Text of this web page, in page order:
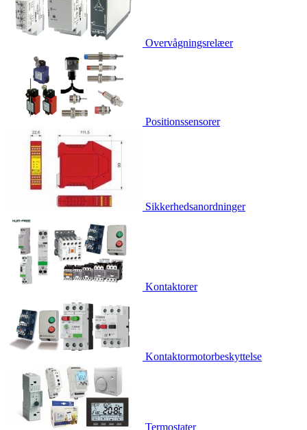
Overvågningsrelæer
Positionssensorer
Sikkerhedsanordninger
Kontaktorer
Kontaktormotorbeskyttelse
Termostater